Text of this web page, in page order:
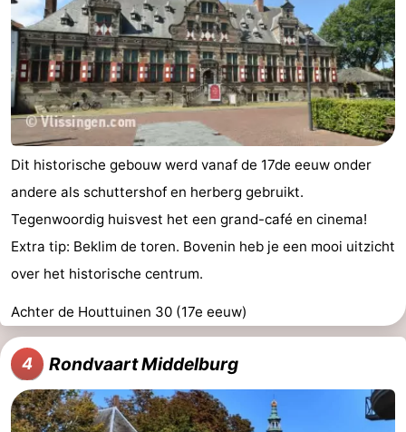
Dit historische gebouw werd vanaf de 17de eeuw onder
andere als schuttershof en herberg gebruikt.
Tegenwoordig huisvest het een grand-café en cinema!
Extra tip: Beklim de toren. Bovenin heb je een mooi uitzicht
over het historische centrum.
Achter de Houttuinen 30 (17e eeuw)
4 Rondvaart Middelburg